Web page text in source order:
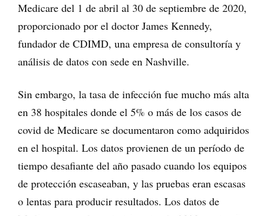
Medicare del 1 de abril al 30 de septiembre de 2020,
proporcionado por el doctor James Kennedy,
fundador de CDIMD, una empresa de consultoría y
análisis de datos con sede en Nashville.
Sin embargo, la tasa de infección fue mucho más alta
en 38 hospitales donde el 5% o más de los casos de
covid de Medicare se documentaron como adquiridos
en el hospital. Los datos provienen de un período de
tiempo desafiante del año pasado cuando los equipos
de protección escaseaban, y las pruebas eran escasas
o lentas para producir resultados. Los datos de